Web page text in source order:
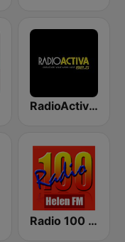
RadioActiva 92.5
Radio 100 Helen FM